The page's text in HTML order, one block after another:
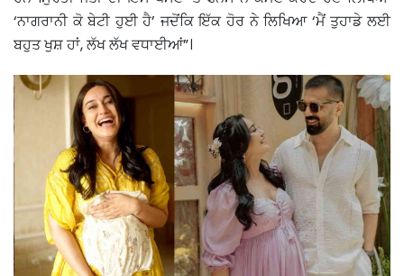
‘ਨਾਗਰਾਨੀ ਕੋ ਬੇਟੀ ਹੁਈ ਹੈ’ ਜਦੋਂਕਿ ਇੱਕ ਹੋਰ ਨੇ ਲਿਖਿਆ ‘ਮੈਂ ਤੁਹਾਡੇ ਲਈ
ਬਹੁਤ ਖੁਸ਼ ਹਾਂ, ਲੱਖ ਲੱਖ ਵਧਾਈਆਂ”।